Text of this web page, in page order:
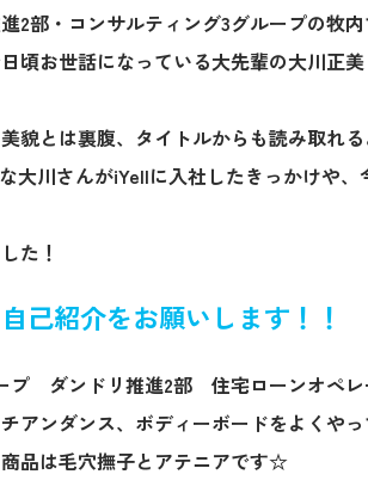
2部・コンサルティング3グループの牧内
頃お世話になっている大先輩の大川正
貌とは裏腹、タイトルからも読み取れ
大川さんがiYellに入社したきっかけや
た！
己紹介をお願いします！！
プ ダンドリ推進2部 住宅ローンオペレ
アンダンス、ボディーボードをよくや
品は毛穴撫子とアテニアです☆